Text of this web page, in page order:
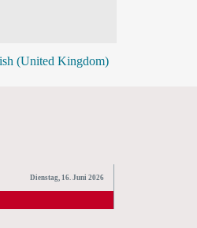
Dienstag, 16. Juni 2026